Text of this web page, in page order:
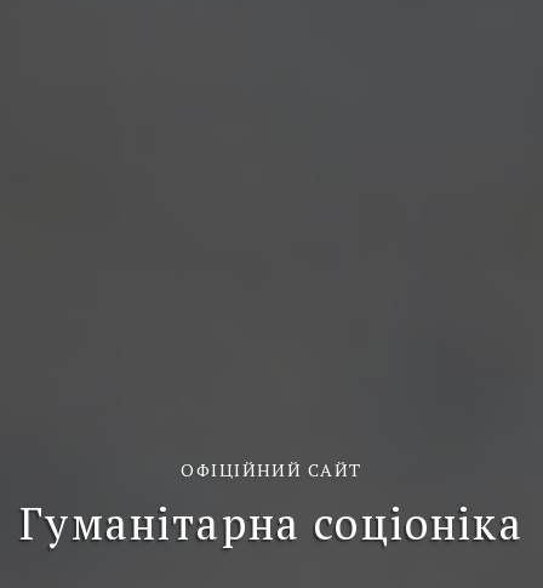
ОФІЦІЙНИЙ САЙТ
Гуманітарна соціоніка